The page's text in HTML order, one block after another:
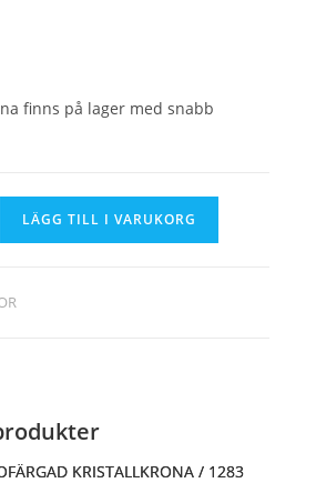
finns på lager med snabb
LÄGG TILL I VARUKORG